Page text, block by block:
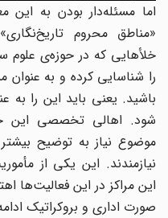
اما مسئله‌دار بودن به این
«مناطق محروم
خلأهایی که در حوزه‌ی علوم
را شناسایی کرده و به عنوان
باشید. یعنی باید این را به
شود. اهالی تخصصی این
موضوع نیاز به توضیح
نیازمندند. این یکی از
این مراکز در این فعالیت‌ها
صورت اداری و بروکراتیک ادامه